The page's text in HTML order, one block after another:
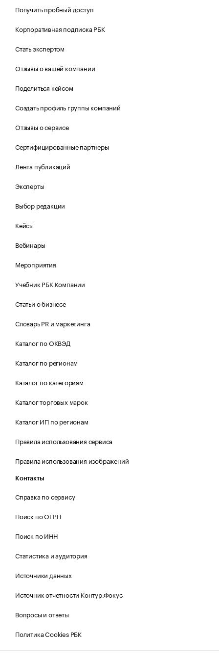
Получить пробный доступ
Корпоративная подписка РБК
Стать экспертом
Отзывы о вашей компании
Поделиться кейсом
Создать профиль группы компаний
Отзывы о сервисе
Сертифицированные партнеры
Лента публикаций
Эксперты
Выбор редакции
Кейсы
Вебинары
Мероприятия
Учебник РБК Компании
Статьи о бизнесе
Словарь PR и маркетинга
Каталог по ОКВЭД
Каталог по регионам
Каталог по категориям
Каталог торговых марок
Каталог ИП по регионам
Правила использования сервиса
Правила использования изображений
Контакты
Справка по сервису
Поиск по ОГРН
Поиск по ИНН
Статистика и аудитория
Источники данных
Источник отчетности Контур.Фокус
Вопросы и ответы
Политика Cookies РБК